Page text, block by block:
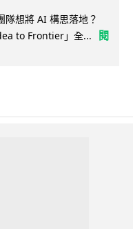
隊想將 AI 構思落地？
to Frontier」全...
閱